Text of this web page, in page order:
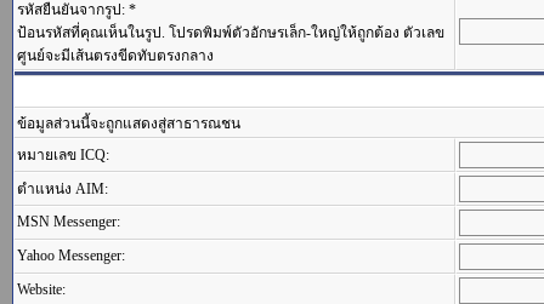
รหัสยืนยันจากรูป: *
ป้อนรหัสที่คุณเห็นในรูป. โปรดพิมพ์ตัวอักษรเล็ก-ใหญ่ให้ถูกต้อง ตัวเลข
ศูนย์จะมีเส้นตรงขีดทับตรงกลาง
ข้อมูลส่วนนี้จะถูกแสดงสู่สาธารณชน
หมายเลข ICQ:
ตำแหน่ง AIM:
MSN Messenger:
Yahoo Messenger:
Website: